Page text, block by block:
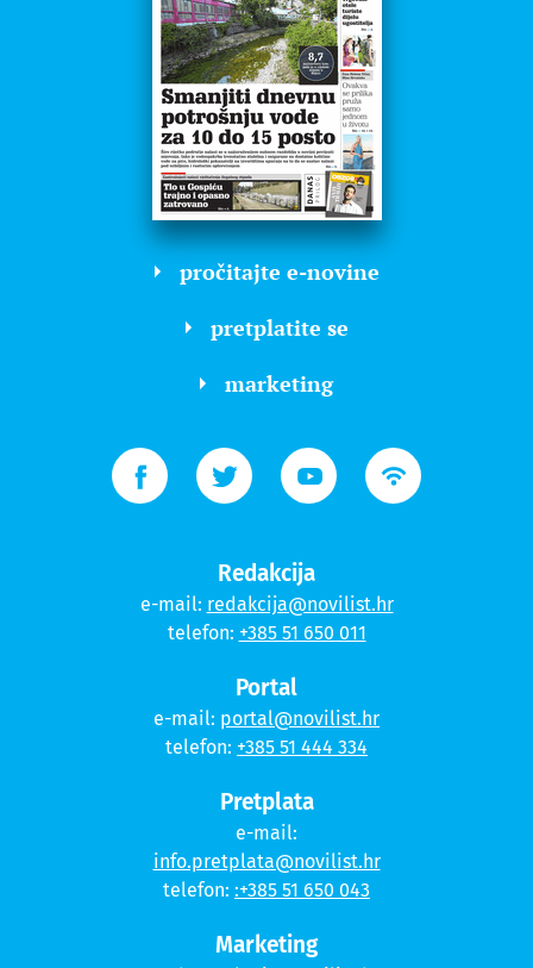
pročitajte e-novine
pretplatite se
marketing
Redakcija
e-mail: redakcija@novilist.hr
telefon: +385 51 650 011
Portal
e-mail: portal@novilist.hr
telefon: +385 51 444 334
Pretplata
e-mail:
info.pretplata@novilist.hr
telefon: :+385 51 650 043
Marketing